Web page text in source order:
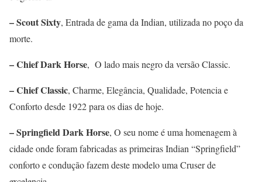
– Scout Sixty, Entrada de gama da Indian, utilizada no poço da
morte.
– Chief Dark Horse, O lado mais negro da versão Classic.
– Chief Classic, Charme, Elegância, Qualidade, Potencia e
Conforto desde 1922 para os dias de hoje.
– Springfield Dark Horse, O seu nome é uma homenagem à
cidade onde foram fabricadas as primeiras Indian “Springfield”
conforto e condução fazem deste modelo uma Cruser de